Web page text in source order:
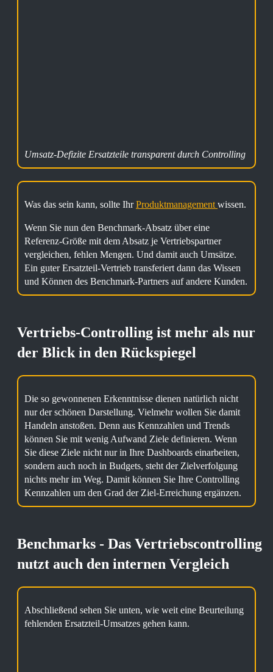
Umsatz-Defizite Ersatzteile transparent durch Controlling
Was das sein kann, sollte IhrProduktmanagement wissen.
Wenn Sie nun den Benchmark-Absatz über eine
Referenz-Größe mit dem Absatz je Vertriebspartner
vergleichen, fehlen Mengen. Und damit auch Umsätze.
Ein guter Ersatzteil-Vertrieb transferiert dann das Wissen
und Können des Benchmark-Partners auf andere Kunden.
Vertriebs-Controlling ist mehr als nur
der Blick in den Rückspiegel
Die so gewonnenen Erkenntnisse dienen natürlich nicht
nur der schönen Darstellung. Vielmehr wollen Sie damit
Handeln anstoßen. Denn aus Kennzahlen und Trends
können Sie mit wenig Aufwand Ziele definieren. Wenn
Sie diese Ziele nicht nur in Ihre Dashboards einarbeiten,
sondern auch noch in Budgets, steht der Zielverfolgung
nichts mehr im Weg. Damit können Sie Ihre Controlling
Kennzahlen um den Grad der Ziel-Erreichung ergänzen.
Benchmarks - Das Vertriebscontrolling
nutzt auch den internen Vergleich
Abschließend sehen Sie unten, wie weit eine Beurteilung
fehlenden Ersatzteil-Umsatzes gehen kann.